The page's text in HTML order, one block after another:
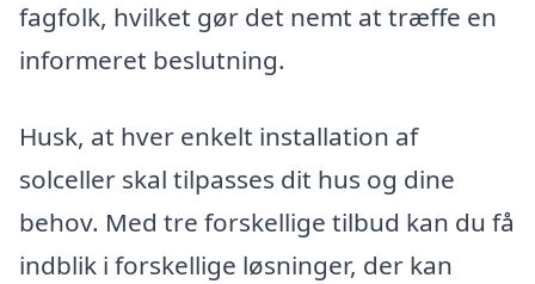
fagfolk, hvilket gør det nemt at træffe en
informeret beslutning.
Husk, at hver enkelt installation af
solceller skal tilpasses dit hus og dine
behov. Med tre forskellige tilbud kan du få
indblik i forskellige løsninger, der kan